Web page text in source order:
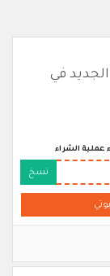
الجديد في
عملية الشراء
نسخ